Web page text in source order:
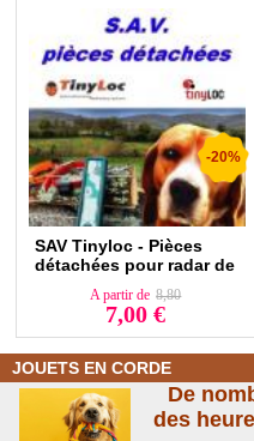
SAV Tinyloc - Pièces
détachées pour radar de
repérage Tinyloc R1 et
-20%
A partir de 8,80
7,00 €
JOUETS EN CORDE
De
des